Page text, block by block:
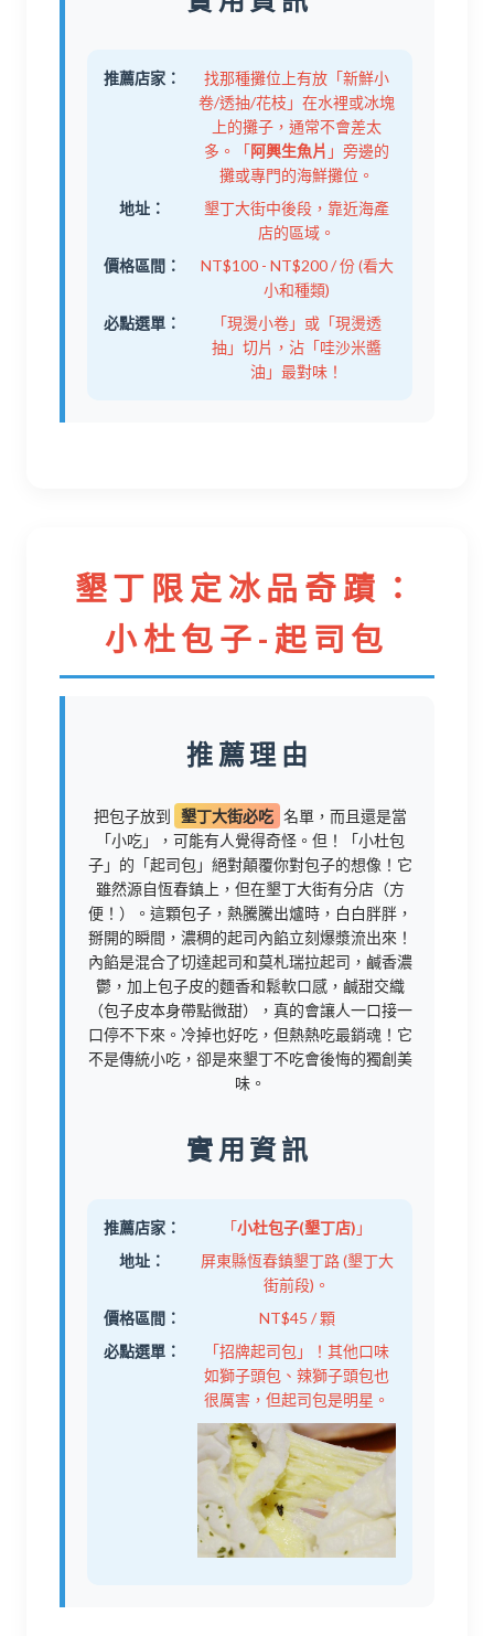
推薦店家：
找那種攤位上有放「新鮮小
卷/透抽/花枝」在水裡或冰塊
上的攤子，通常不會差太
多。「阿興生魚片 」旁邊的
攤或專門的海鮮攤位。
地址：
墾丁大街中後段，靠近海產
店的區域。
價格區間：
NT$100 - NT$200 / 份 (看大
小和種類)
必點選單：
「現燙小卷」或「現燙透
抽」切片，沾「哇沙米醬
油」最對味！
墾丁限定冰品奇蹟：
小杜包子-起司包
推薦理由
把包子放到 墾丁大街必吃 名單，而且還是當
「小吃」，可能有人覺得奇怪。但！「小杜包
子」的「起司包」絕對顛覆你對包子的想像！它
雖然源自恆春鎮上，但在墾丁大街有分店（方
便！）。這顆包子，熱騰騰出爐時，白白胖胖，
掰開的瞬間，濃稠的起司內餡立刻爆漿流出來！
內餡是混合了切達起司和莫札瑞拉起司，鹹香濃
鬱，加上包子皮的麵香和鬆軟口感，鹹甜交織
（包子皮本身帶點微甜），真的會讓人一口接一
口停不下來。冷掉也好吃，但熱熱吃最銷魂！它
不是傳統小吃，卻是來墾丁不吃會後悔的獨創美
味。
實用資訊
推薦店家： 「小杜包子(墾丁店) 」
地址：
屏東縣恆春鎮墾丁路 (墾丁大
街前段)。
價格區間：
NT$45 / 顆
必點選單：
「招牌起司包」！其他口味
如獅子頭包、辣獅子頭包也
很厲害，但起司包是明星。